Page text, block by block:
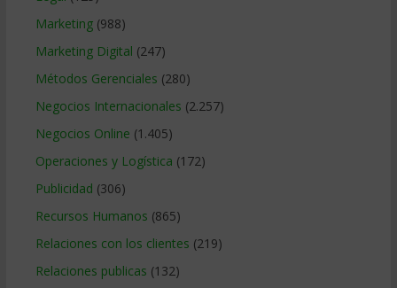
Marketing(988)
Marketing Digital (247)
Métodos Gerenciales (280)
Negocios Internacionales (2.257)
Negocios Online (1.405)
Operaciones y Logística (172)
Publicidad (306)
Recursos Humanos (865)
Relaciones con los clientes (219)
Relaciones publicas (132)